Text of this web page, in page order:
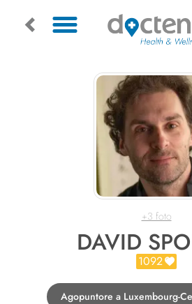
+3 foto
DAVID
1092
Agopuntore a Luxembourg-